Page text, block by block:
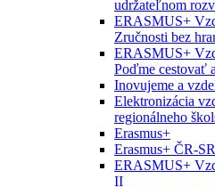
udržateľnom
ERASMUS+
Zručnosti bez
ERASMUS+
Poďme cestovať
Inovujeme a
Elektronizácia
regionálneho
Erasmus+
Erasmus+ ČR-
ERASMUS+
II